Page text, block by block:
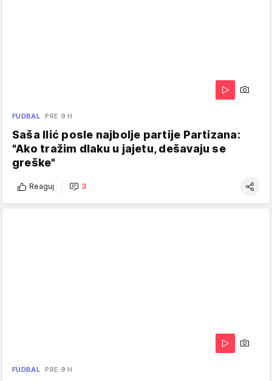
FUDBAL PRE 9 H
Saša Ilić posle najbolje partije Partizana:
"Ako tražim dlaku u jajetu, dešavaju se
greške"
Reaguj 3
FUDBAL PRE 9 H